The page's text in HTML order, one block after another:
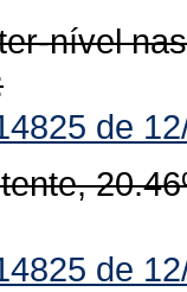
nível
de
de